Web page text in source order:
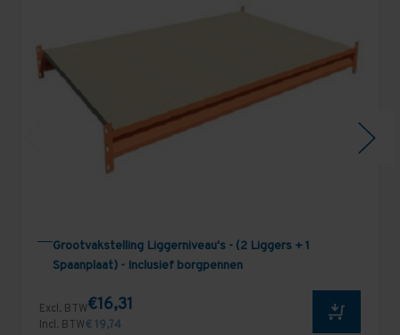
Grootvakstelling Liggerniveau's - (2 Liggers + 1
Spaanplaat) - Inclusief borgpennen
Excl. BTW€16,31
Incl. BTW€ 19,74